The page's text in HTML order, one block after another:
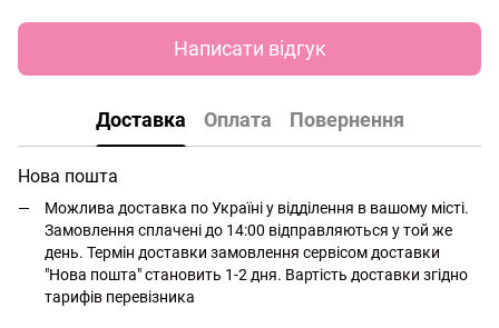
Написати відгук
Доставка Оплата Повернення
Нова пошта
Можлива доставка по Україні у відділення в вашому місті.
Замовлення сплачені до 14:00 відправляються у той же
день. Термін доставки замовлення сервісом доставки
"Нова пошта" становить 1-2 дня. Вартість доставки згідно
тарифів перевізника